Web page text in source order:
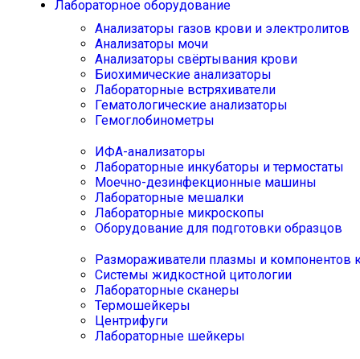
Лабораторное оборудование
Анализаторы газов крови и электролитов
Анализаторы мочи
Анализаторы свёртывания крови
Биохимические анализаторы
Лабораторные встряхиватели
Гематологические анализаторы
Гемоглобинометры
ИФА-анализаторы
Лабораторные инкубаторы и термостаты
Моечно-дезинфекционные машины
Лабораторные мешалки
Лабораторные микроскопы
Оборудование для подготовки образцов
Размораживатели плазмы и компонентов
Системы жидкостной цитологии
Лабораторные сканеры
Термошейкеры
Центрифуги
Лабораторные шейкеры